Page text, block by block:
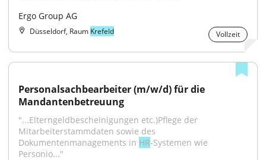
Ergo Group AG
Düsseldorf, Raum Krefeld Vollzeit
Personal­sachbearbeiter (m/w/d) für die
Mandantenbetreuung
"...Elterngeldbescheinigungen etc.)Pflege der
Mitarbeiterstammdaten sowie des
Dokumentenmanagements in HR‑Systemen wie
Personio..."